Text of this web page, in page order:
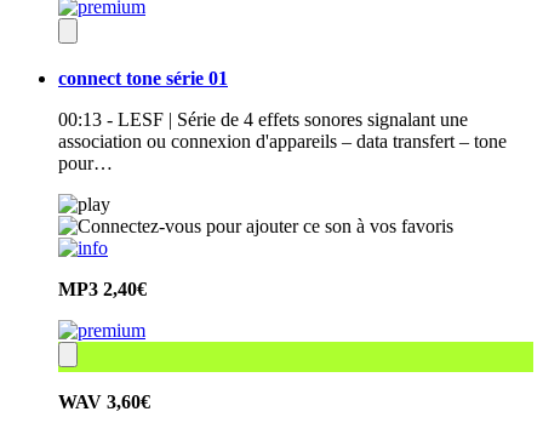
connect tone série 01
00:13 - LESF | Série de 4 effets sonores signalant une
association ou connexion d'appareils – data transfert – tone
pour…
MP3 2,40€
WAV 3,60€